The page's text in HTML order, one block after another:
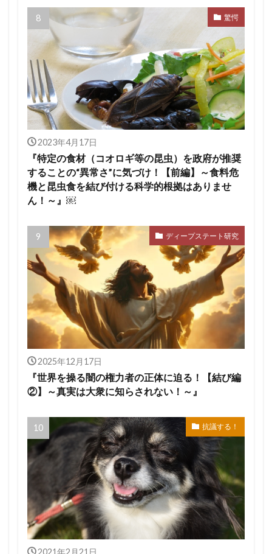
驚愕
2023年4月17日
『特定の食材（コオロギ等の昆虫）を政府が推奨
することの“異常さ”に気づけ！【前編】～食料危
機と昆虫食を結び付ける科学的根拠はありませ
ん！～』￼
ディープステート研究
2025年12月17日
『世界を操る闇の権力者の正体に迫る！【結び編
②】～真実は大衆に知らされない！～』
抗議する！